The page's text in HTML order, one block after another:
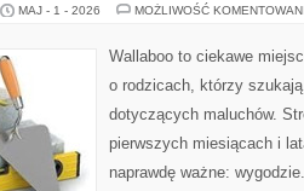
MAJ - 1 - 2026 MOŻLIWOŚĆ
Wallaboo to ciekawe
o rodzicach, którzy
dotyczących maluchów.
pierwszych miesiącach i
naprawdę ważne: